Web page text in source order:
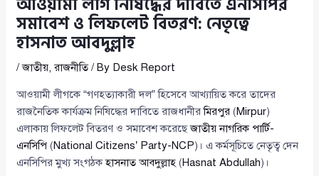
সমাবেশ ও লিফলেট বিতরণ: নেতৃত্বে
হাসনাত আবদুল্লাহ
/জাতীয়,রাজনীতি/ By Desk Report
আওয়ামী লীগকে “গণহত্যাকারী দল” হিসেবে আখ্যায়িত করে তাদের
রাজনৈতিক কার্যক্রম নিষিদ্ধের দাবিতে রাজধানীরমিরপুর (Mirpur)
এলাকায় লিফলেট বিতরণ ও সমাবেশ করেছেজাতীয় নাগরিক পার্টি-
এনসিপি (National Citizens’ Party-NCP)। এ কর্মসূচিতে নেতৃত্ব দেন
এনসিপির মুখ্য সংগঠকহাসনাত আবদুল্লাহ (Hasnat Abdullah)।